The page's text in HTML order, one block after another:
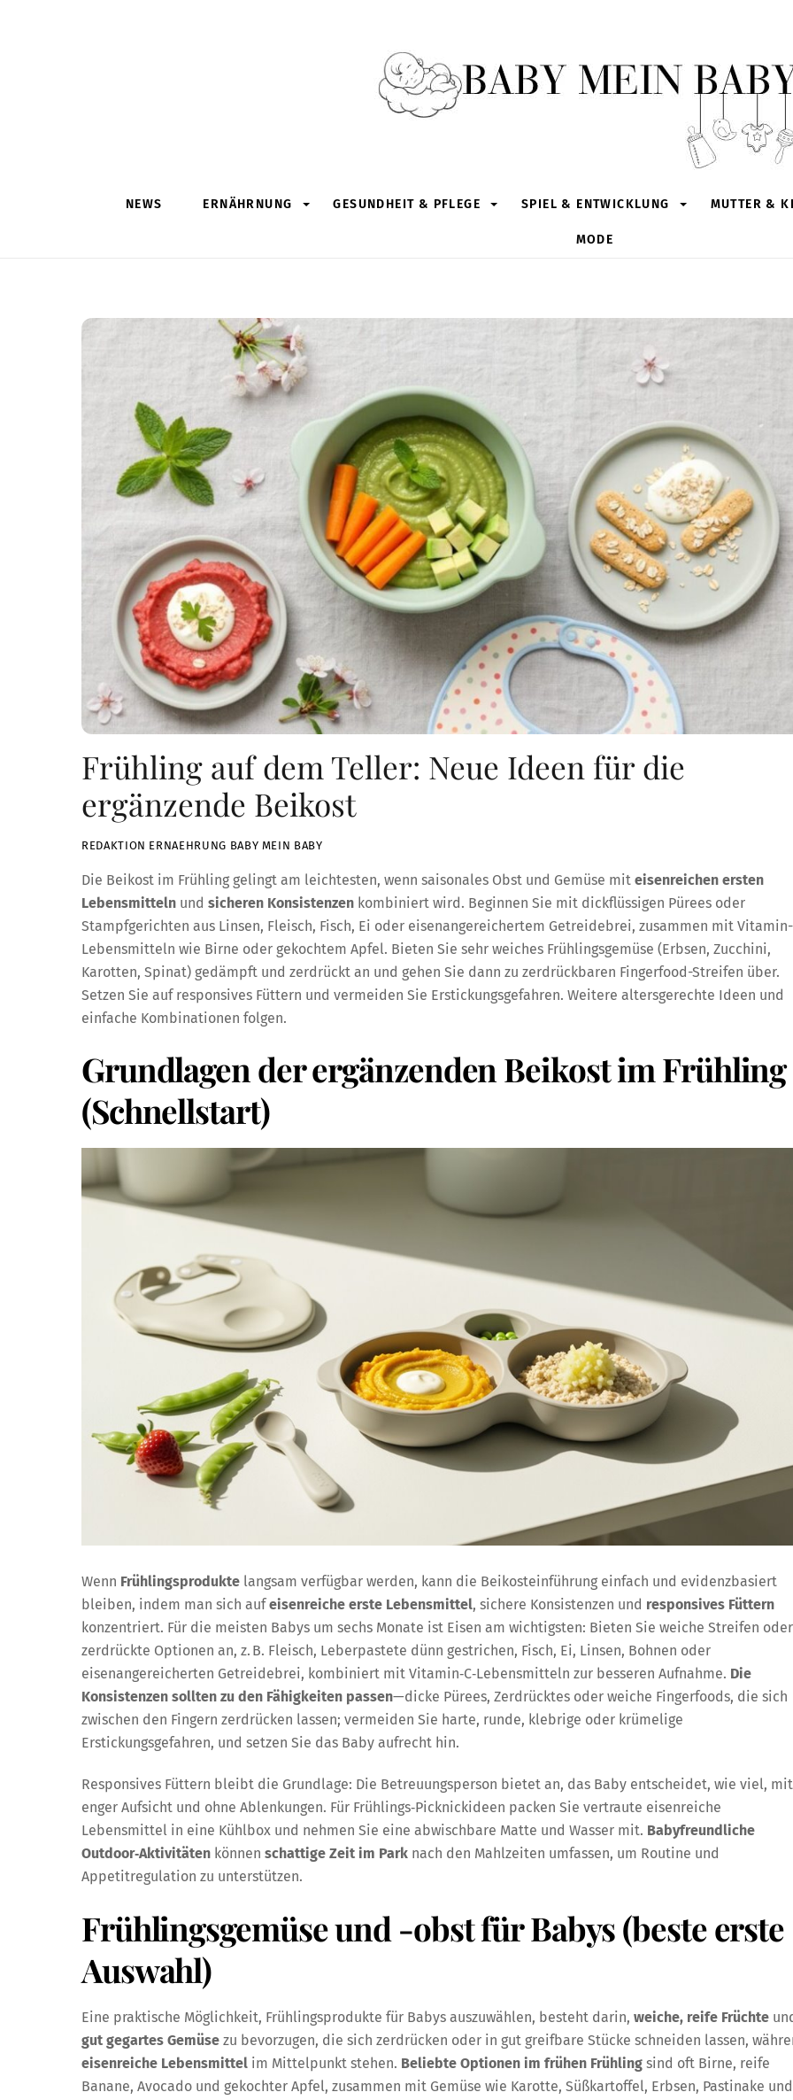
NEWS ERNÄHRNUNG GESUNDHEIT & PFLEGE SPIEL & ENTWICKLUNG MUTTER &
MODE
Frühling auf dem Teller: Neue Ideen für die
ergänzende Beikost
REDAKTION ERNAEHRUNG BABY MEIN BABY
Die Beikost im Frühling gelingt am leichtesten, wenn saisonales Obst und Gemüse mit eisenreichen ersten
Lebensmitteln und sicheren Konsistenzen kombiniert wird. Beginnen Sie mit dickflüssigen Pürees oder
Stampfgerichten aus Linsen, Fleisch, Fisch, Ei oder eisenangereichertem Getreidebrei, zusammen mit
Lebensmitteln wie Birne oder gekochtem Apfel. Bieten Sie sehr weiches Frühlingsgemüse (Erbsen, Zucchini,
Karotten, Spinat) gedämpft und zerdrückt an und gehen Sie dann zu zerdrückbaren Fingerfood-Streifen über.
Setzen Sie auf responsives Füttern und vermeiden Sie Erstickungsgefahren. Weitere altersgerechte Ideen und
einfache Kombinationen folgen.
Grundlagen der ergänzenden Beikost im Frühling
(Schnellstart)
Wenn Frühlingsprodukte langsam verfügbar werden, kann die Beikosteinführung einfach und evidenzbasiert
bleiben, indem man sich aufeisenreiche erste Lebensmittel, sichere Konsistenzen und responsives Füttern
konzentriert. Für die meisten Babys um sechs Monate ist Eisen am wichtigsten: Bieten Sie weiche Streifen oder
zerdrückte Optionen an, z. B. Fleisch, Leberpastete dünn gestrichen, Fisch, Ei, Linsen, Bohnen oder
eisenangereicherten Getreidebrei, kombiniert mit Vitamin‑C‑Lebensmitteln zur besseren Aufnahme. Die
Konsistenzen sollten zu den Fähigkeiten passen—dicke Pürees, Zerdrücktes oder weiche Fingerfoods, die sich
zwischen den Fingern zerdrücken lassen; vermeiden Sie harte, runde, klebrige oder krümelige
Erstickungsgefahren, und setzen Sie das Baby aufrecht hin.
Responsives Füttern bleibt die Grundlage: Die Betreuungsperson bietet an, das Baby entscheidet, wie viel, mit
enger Aufsicht und ohne Ablenkungen. Für Frühlings‑Picknickideen packen Sie vertraute eisenreiche
Lebensmittel in eine Kühlbox und nehmen Sie eine abwischbare Matte und Wasser mit. Babyfreundliche
Outdoor‑Aktivitäten können schattige Zeit im Park nach den Mahlzeiten umfassen, um Routine und
Appetitregulation zu unterstützen.
Frühlingsgemüse und -obst für Babys (beste erste
Auswahl)
Eine praktische Möglichkeit, Frühlingsprodukte für Babys auszuwählen, besteht darin, weiche, reife Früchte
gut gegartes Gemüse zu bevorzugen, die sich zerdrücken oder in gut greifbare Stücke schneiden lassen,
eisenreiche Lebensmittel im Mittelpunkt stehen. Beliebte Optionen im frühen Frühling sind oft Birne, reife
Banane, Avocado und gekochter Apfel, zusammen mit Gemüse wie Karotte, Süßkartoffel, Erbsen, Pastinake und